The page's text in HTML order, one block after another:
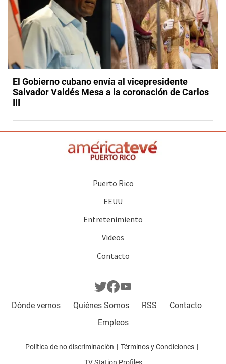
El Gobierno cubano envía al vicepresidente
Salvador Valdés Mesa a la coronación de Carlos
III
Puerto Rico
EEUU
Entretenimiento
Videos
Contacto
Dónde vernos Quiénes Somos RSS
Contacto
Empleos
Política de no discriminación
Términos y Condiciones